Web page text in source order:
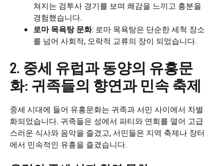
쳐지는 검투사 경기를 보며 쾌감을 느끼고 흥분을
경험했습니다.
로마 목욕탕 문화: 로마 목욕탕은 단순한 세척 장소
를 넘어 사회적, 오락적 교류의 장이 되었습니다.
2. 중세 유럽과 동양의 유흥문
화: 귀족들의 향연과 민속 축제
중세 시대에 들어 유흥문화는 귀족과 서민 사이에서 차별
화되었습니다. 귀족들은 성에서 파티와 연회를 열어 고급
스러운 식사와 음악을 즐겼고, 서민들은 지역 축제나 장터
에서 민속적인 유흥을 즐겼습니다.